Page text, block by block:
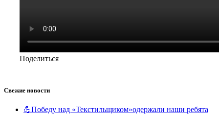
Поделиться
Свежие новости
💪Победу над «Текстильщиком»одержали наши ребята